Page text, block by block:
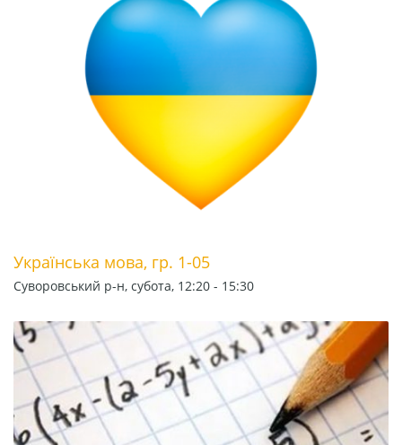
Українська мова, гр. 1-05
Суворовський р-н, субота, 12:20 - 15:30